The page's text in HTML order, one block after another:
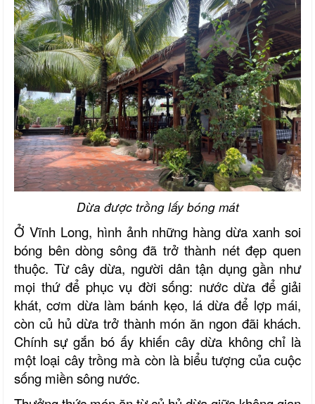
Dừa được trồng lấy bóng mát
Ở Vĩnh Long, hình ảnh những hàng dừa xanh soi
bóng bên dòng sông đã trở thành nét đẹp quen
thuộc. Từ cây dừa, người dân tận dụng gần như
mọi thứ để phục vụ đời sống: nước dừa để giải
khát, cơm dừa làm bánh kẹo, lá dừa để lợp mái,
còn củ hủ dừa trở thành món ăn ngon đãi khách.
Chính sự gắn bó ấy khiến cây dừa không chỉ là
một loại cây trồng mà còn là biểu tượng của cuộc
sống miền sông nước.